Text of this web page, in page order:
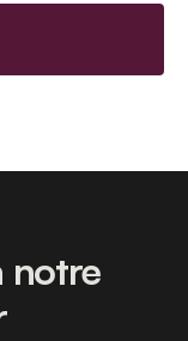
notre